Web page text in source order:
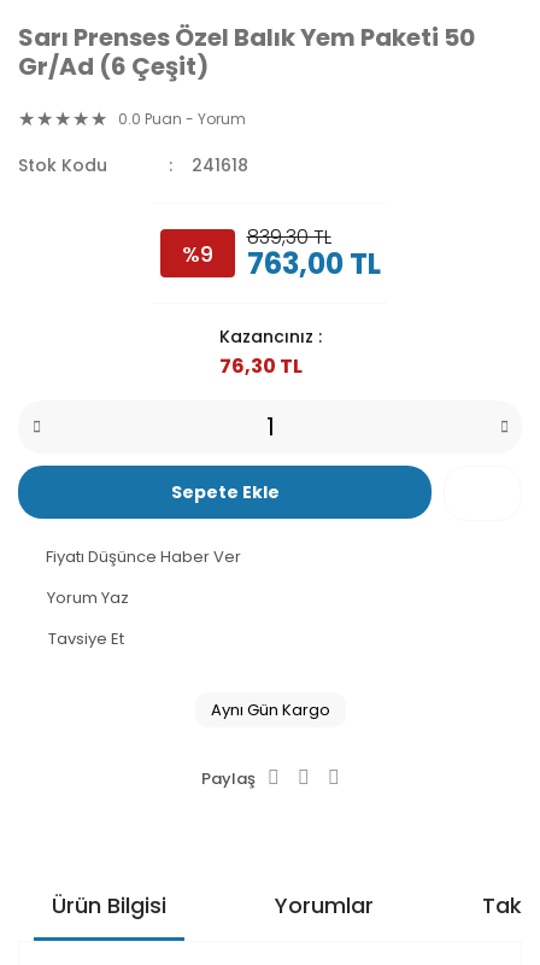
Sarı Prenses Özel Balık Yem Paketi 50
Gr/Ad (6 Çeşit)
0.0 Puan - Yorum
Stok Kodu 241618
%9
839,30 TL
763,00 TL
Kazancınız :
76,30 TL
Sepete Ekle
Fiyatı Düşünce Haber Ver
Yorum Yaz
Tavsiye Et
Aynı Gün Kargo
Paylaş
Ürün Bilgisi Yorumlar